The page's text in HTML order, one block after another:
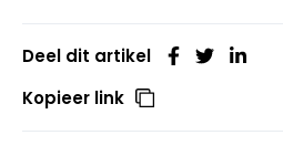
Deel dit artikel
Kopieer link